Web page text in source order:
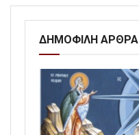
ΔΗΜΟΦΙΛΗ ΑΡΘΡΑ